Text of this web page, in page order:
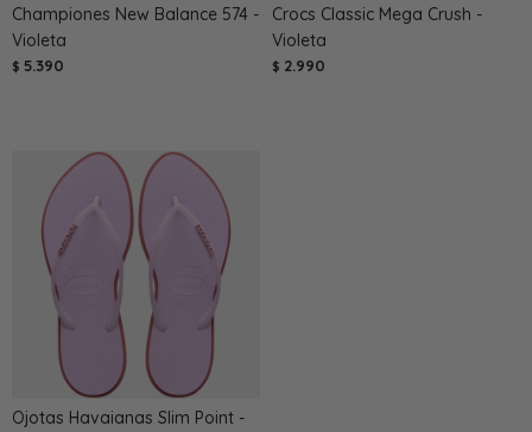
Championes New Balance 574 -
Violeta
$ 5.390
Crocs Classic Mega Crush -
Violeta
$ 2.990
Ojotas Havaianas Slim Point -